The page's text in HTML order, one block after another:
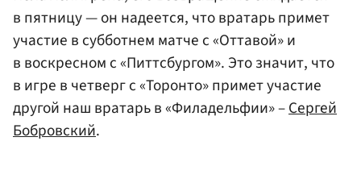
в пятницу — он надеется, что вратарь примет
участие в субботнем матче с «Оттавой» и
в воскресном с «Питтсбургом». Это значит, что
в игре в четверг с «Торонто» примет участие
другой наш вратарь в «Филадельфии» –Сергей
Бобровский.